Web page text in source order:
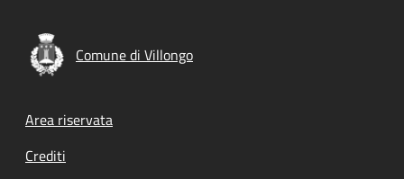
Comune di Villongo
Footer menu
Area riservata
Crediti